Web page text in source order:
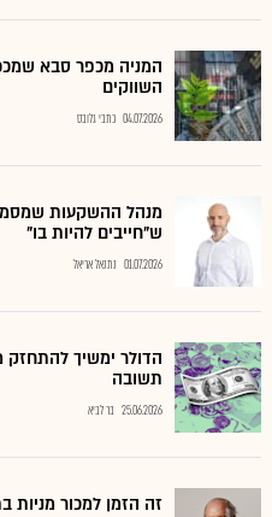
המניה מכפר סבא
השווקים
04.07.2026 כתבי גלובס
ש"חייבים להיות בו"
01.07.2026 נתנאל אריאל
הדולר ימשיך
תשובה
25.06.2026 בר לביא
זה הזמן למכור